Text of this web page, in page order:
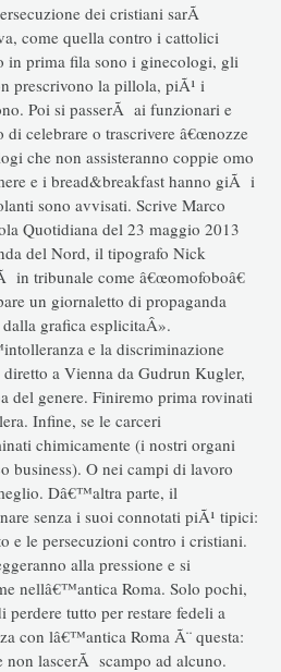
dei cristiani sarÃ
come quella contro i cattolici
in prima fila sono i ginecologi, gli
prescrivono la pillola, piÃ¹ i
Poi si passerÃ ai funzionari e
celebrare o trascrivere â€œnozze
che non assisteranno coppie omo
e i bread&breakfast hanno giÃ i
sono avvisati. Scrive Marco
Quotidiana del 23 maggio 2013
del Nord, il tipografo Nick
tribunale come â€œomofoboâ€
un giornaletto di propaganda
grafica esplicitaÂ».
e la discriminazione
a Vienna da Gudrun Kugler,
genere. Finiremo prima rovinati
Infine, se le carceri
chimicamente (i nostri organi
business). O nei campi di lavoro
Dâ€™altra parte, il
senza i suoi connotati piÃ¹ tipici:
e le persecuzioni contro i cristiani.
alla pressione e si
nellâ€™antica Roma. Solo pochi,
perdere tutto per restare fedeli a
con lâ€™antica Roma Ã¨ questa:
non lascerÃ scampo ad alcuno.